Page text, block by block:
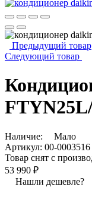
Предыдущий товар
Следующий товар
Наличие:
Мало
Артикул: 00-0003516
Товар снят с
53 990 ₽
Нашли дешевле?